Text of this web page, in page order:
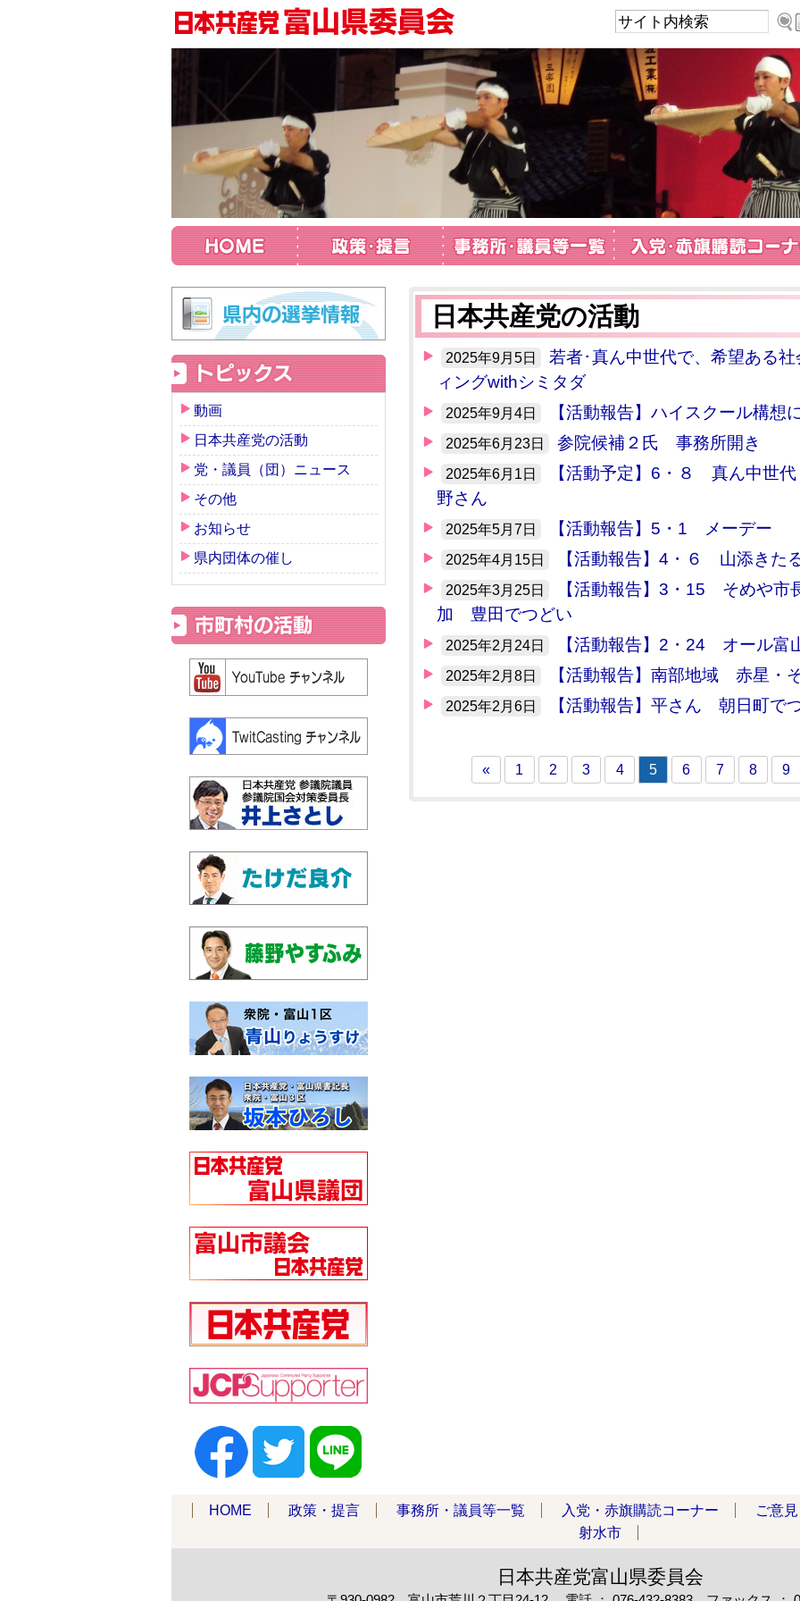
日本共産党の活動
2025年9月5日
若者･真ん中世代で、希望ある
ィングwithシミタダ
2025年9月4日 【活動報告】ハイスクール構
2025年6月23日 参院候補２氏 事務所開き
2025年6月1日
【活動予定】6・８ 真ん中世
野さん
2025年5月7日 【活動報告】5・1 メーデー
2025年4月15日 【活動報告】4・６ 山添きた
2025年3月25日
【活動報告】3・15 そめや市
加 豊田でつどい
2025年2月24日 【活動報告】2・24 オール
2025年2月8日 【活動報告】南部地域 赤星・
2025年2月6日 【活動報告】平さん 朝日町で
« 1 2 3 4 5 6 7 8 9
動画
日本共産党の活動
党・議員（団）ニュース
その他
お知らせ
県内団体の催し
HOME 政策・提言 事務所・議員等一覧 入党・赤旗購読コーナー ご意
射水市
日本共産党富山県委員会